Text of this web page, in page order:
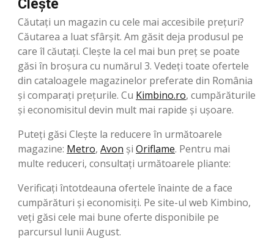
Clește
Căutați un magazin cu cele mai accesibile prețuri?
Căutarea a luat sfârşit. Am găsit deja produsul pe
care îl căutați. Clește la cel mai bun preț se poate
găsi în broşura cu numărul 3. Vedeți toate ofertele
din cataloagele magazinelor preferate din România
și comparați prețurile. Cu Kimbino.ro, cumpărăturile
și economisitul devin mult mai rapide și ușoare.
Puteți găsi Clește la reducere în următoarele
magazine: Metro, Avon şi Oriflame. Pentru mai
multe reduceri, consultați următoarele pliante:
Verificați întotdeauna ofertele înainte de a face
cumpărături și economisiți. Pe site-ul web Kimbino,
veți găsi cele mai bune oferte disponibile pe
parcursul lunii August.